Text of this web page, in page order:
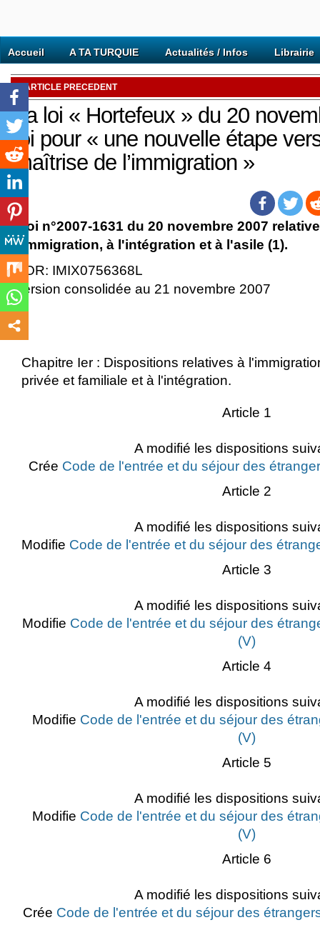
Accueil A TA TURQUIE Actualités / Infos Librairie
ARTICLE PRECEDENT
La loi « Hortefeux » du 20
loi pour « une nouvelle étape
maîtrise de l’immigration »
Loi n°2007-1631 du 20 novembre 2007
l'immigration, à l'intégration et à l'asile (1).
NOR: IMIX0756368L
Version consolidée au 21 novembre 2007
Chapitre Ier : Dispositions relatives à
privée et familiale et à l'intégration.
Article 1
A modifié les dispositions
Crée Code de l'entrée et du séjour des
Article 2
A modifié les dispositions
Modifie Code de l'entrée et du séjour des
Article 3
A modifié les dispositions
Modifie Code de l'entrée et du séjour des
(V)
Article 4
A modifié les dispositions
Modifie Code de l'entrée et du séjour des
(V)
Article 5
A modifié les dispositions
Modifie Code de l'entrée et du séjour des
(V)
Article 6
A modifié les dispositions
Crée Code de l'entrée et du séjour des